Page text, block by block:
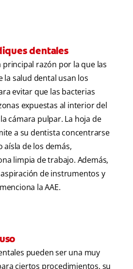
dentales
principal razón por la que las
la salud dental usan los
evitar que las bacterias
expuestas al interior del
cámara pulpar. La hoja de
a su dentista concentrarse
aísla de los demás,
limpia de trabajo. Además,
de instrumentos y
la AAE.
pueden ser una muy
ciertos procedimientos, su